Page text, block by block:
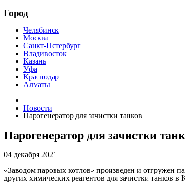
Город
Челябинск
Москва
Санкт-Петербург
Владивосток
Казань
Уфа
Краснодар
Алматы
Новости
Парогенератор для зачистки танков
Парогенератор для зачистки
04 декабря 2021
«Заводом паровых котлов» произведен и отгружен
других химических реагентов для зачистки танков в